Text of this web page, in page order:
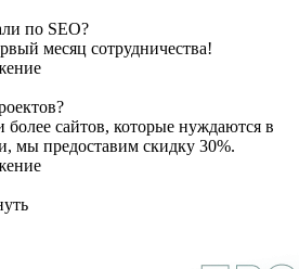
по SEO?
месяц сотрудничества!
более сайтов, которые нуждаются в
мы предоставим скидку 30%.